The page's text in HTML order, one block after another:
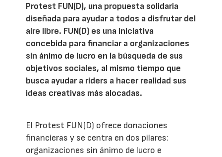
Protest FUN(D), una propuesta solidaria
diseñada para ayudar a todos a disfrutar del
aire libre. FUN(D) es una iniciativa
concebida para financiar a organizaciones
sin ánimo de lucro en la búsqueda de sus
objetivos sociales, al mismo tiempo que
busca ayudar a riders a hacer realidad sus
ideas creativas más alocadas.
El Protest FUN(D) ofrece donaciones
financieras y se centra en dos pilares:
organizaciones sin ánimo de lucro e